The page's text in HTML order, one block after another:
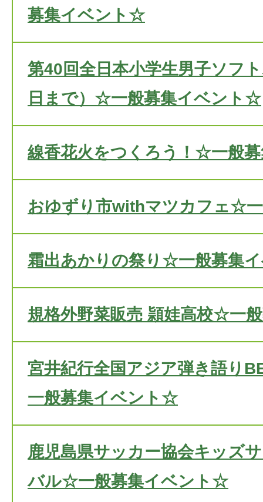
募集イベント☆
第40回全日本小学生男子ソフ
日まで）☆一般募集イベント☆
線香花火をつくろう！☆一般
おゆずり市withマツカフェ☆
霜出あかりの祭り☆一般募集
規格外野菜販売 頴娃高校☆一
宮井紀行全国アジア弾き語り
一般募集イベント☆
鹿児島県サッカー協会キッズ
バル☆一般募集イベント☆